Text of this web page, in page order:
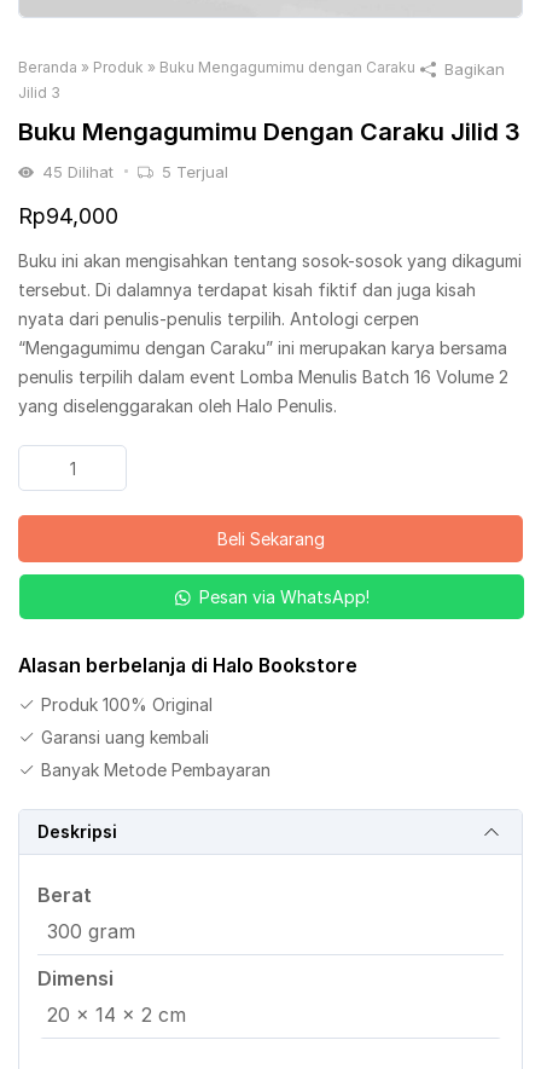
Beranda » Produk » Buku Mengagumimu dengan Caraku
Jilid 3
Buku Mengagumimu Dengan Caraku Jilid 3
45 Dilihat 5 Terjual
Rp94,000
Buku ini akan mengisahkan tentang sosok-sosok yang dikagumi
tersebut. Di dalamnya terdapat kisah fiktif dan juga kisah
nyata dari penulis-penulis terpilih. Antologi cerpen
“Mengagumimu dengan Caraku” ini merupakan karya bersama
penulis terpilih dalam event Lomba Menulis Batch 16 Volume 2
yang diselenggarakan oleh Halo Penulis.
Kuantitas
Buku
Mengagumimu
Caraku
Beli Sekarang
Pesan via WhatsApp!
Alasan berbelanja di Halo Bookstore
Produk 100% Original
Garansi uang kembali
Banyak Metode Pembayaran
Bagikan
Deskripsi
Berat
300 gram
Dimensi
20 × 14 × 2 cm